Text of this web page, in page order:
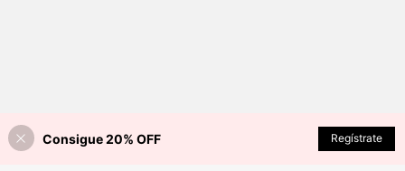
¡40% DE DESCUENTO! AÑADIR A LA BOLSA
Consigue 20% OFF Regístrate